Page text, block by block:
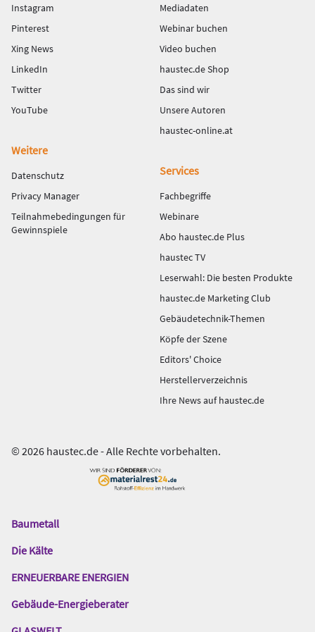
Instagram
Pinterest
Xing News
LinkedIn
Twitter
YouTube
Mediadaten
Webinar buchen
Video buchen
haustec.de Shop
Das sind wir
Unsere Autoren
haustec-online.at
Weitere
Datenschutz
Privacy Manager
Teilnahmebedingungen für
Gewinnspiele
Services
Fachbegriffe
Webinare
Abo haustec.de Plus
haustec TV
Leserwahl: Die besten Produkte
haustec.de Marketing Club
Gebäudetechnik-Themen
Köpfe der Szene
Editors' Choice
Herstellerverzeichnis
Ihre News auf haustec.de
© 2026 haustec.de - Alle Rechte vorbehalten.
Das
Gentner
Baumetall
Die Kälte
ERNEUERBARE ENERGIEN
Gebäude-Energieberater